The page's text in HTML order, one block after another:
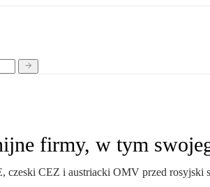
firmy, w tym
czeski CEZ i austriacki OMV przed